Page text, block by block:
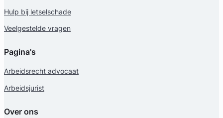
Hulp bij letselschade
Veelgestelde vragen
Pagina's
Arbeidsrecht advocaat
Arbeidsjurist
Over ons